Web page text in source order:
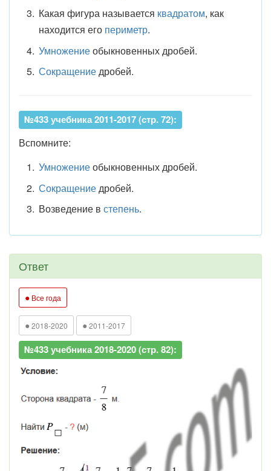
Какая фигура называется квадратом, как
находится его периметр.
Умножениеобыкновенных дробей.
Сокращениедробей.
№433 учебника 2011-2017 (стр. 72):
Вспомните:
Умножениеобыкновенных дробей.
Сокращениедробей.
Возведение в степень.
Ответ
● Все года
● 2018-2020 ● 2011-2017
№433 учебника 2018-2020 (стр. 82):